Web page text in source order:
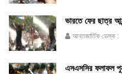
ভারতে ফের ছাত্র
আন্তজার্তিক ডেস্ক :
এসএসসির ফলাফল